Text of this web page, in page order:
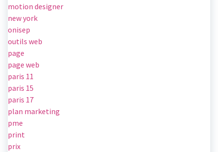
motion designer
new york
onisep
outils web
page
page web
paris 11
paris 15
paris 17
plan marketing
pme
print
prix